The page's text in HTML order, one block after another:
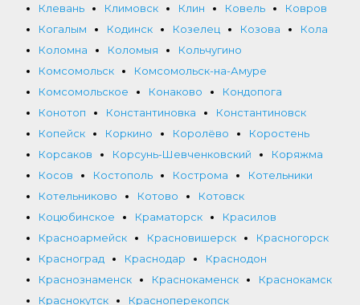
Клевань
Климовск Клин Ковель
Ковров
Когалым
Кодинск Козелец Козова
Кола
Коломна
Коломыя
Кольчугино
Комсомольск
Комсомольск-на-Амуре
Комсомольское
Конаково
Кондопога
Конотоп
Константиновка
Константиновск
Копейск
Коркино Королёво
Коростень
Корсаков
Корсунь-Шевченковский
Коряжма
Косов
Костополь Кострома
Котельники
Котельниково
Котово
Котовск
Коцюбинское
Краматорск
Красилов
Красноармейск
Красновишерск
Красногорск
Красноград
Краснодар
Краснодон
Краснознаменск
Краснокаменск
Краснокамск
Краснокутск
Красноперекопск